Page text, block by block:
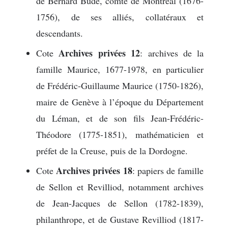
1756), de ses alliés, collatéraux et
descendants.
CoteArchives privées 12: archives de la
famille Maurice, 1677-1978, en particulier
de Frédéric-Guillaume Maurice (1750-1826),
maire de Genève à l’époque du Département
du Léman, et de son fils Jean-Frédéric-
Théodore (1775-1851), mathématicien et
préfet de la Creuse, puis de la Dordogne.
CoteArchives privées 18: papiers de famille
de Sellon et Revilliod, notamment archives
de Jean-Jacques de Sellon (1782-1839),
philanthrope, et de Gustave Revilliod (1817-